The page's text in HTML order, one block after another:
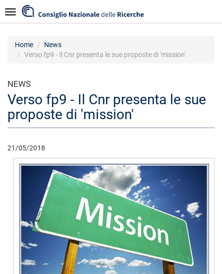
al
contenuto
Navigazione
Home
News
Verso fp9 - Il Cnr presenta le sue proposte di 'mission'
NEWS
Verso fp9 - Il Cnr presenta le sue
proposte di 'mission'
21/05/2018